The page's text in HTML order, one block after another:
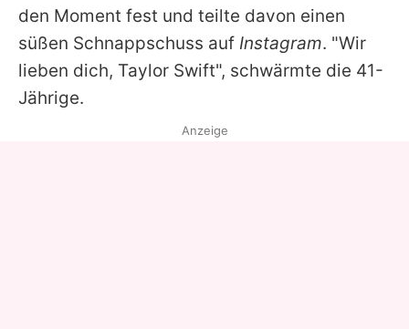
den Moment fest und teilte davon einen
süßen Schnappschuss auf Instagram. "Wir
lieben dich, Taylor Swift", schwärmte die 41-
Jährige.
Anzeige